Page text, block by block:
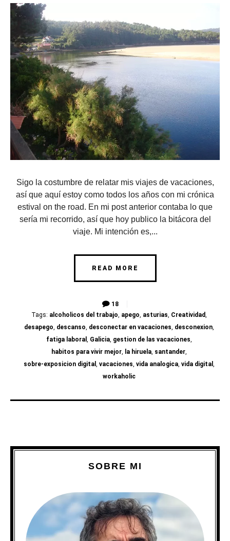
Sigo la costumbre de relatar mis viajes de vacaciones,
así que aquí estoy como todos los años con mi crónica
estival on the road. En mi post anterior contaba lo que
sería mi recorrido, así que hoy publico la bitácora del
viaje. Mi intención es,...
READ MORE
18
Tags: alcoholicos del trabajo, apego, asturias, Creatividad,
desapego, descanso, desconectar en vacaciones, desconexion,
fatiga laboral , Galicia, gestion de las vacaciones,
habitos para vivir mejor, la hiruela, santander,
sobre-exposicion digital , vacaciones, vida analogica, vida digital ,
workaholic
SOBRE MI